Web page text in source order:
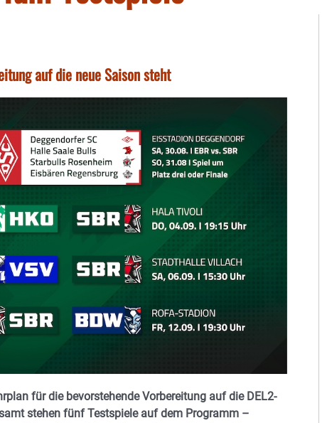
auf die neue Saison steht
für die bevorstehende Vorbereitung auf die DEL2-
stehen fünf Testspiele auf dem Programm –